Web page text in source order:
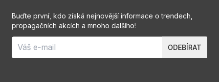
Buďte první, kdo získá nejnovější informace o trendech,
propagačních akcích a mnoho dalšího!
ODEBÍRAT